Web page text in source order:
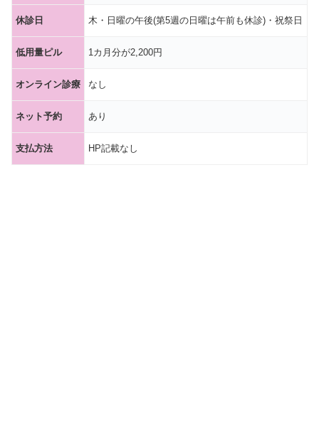
休診日 木・日曜の午後(第5週の日曜は午前も休診)・祝祭日
低用量ピル 1カ月分が2,200円
オンライン診療 なし
ネット予約 あり
支払方法 HP記載なし